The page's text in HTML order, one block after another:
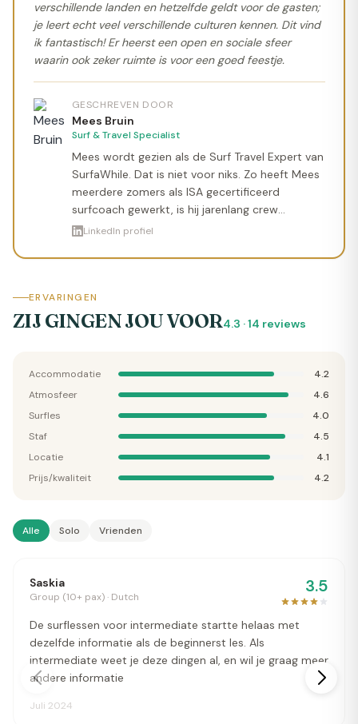
verschillende landen en hetzelfde geldt voor de gasten;
je leert echt veel verschillende culturen kennen. Dit vind
ik fantastisch! Er heerst een open en sociale sfeer
waarin ook zeker ruimte is voor een goed feestje.
GESCHREVEN DOOR
Mees Bruin
Surf & Travel Specialist
Mees wordt gezien als de Surf Travel Expert van
SurfaWhile. Dat is niet voor niks. Zo heeft Mees
meerdere zomers als ISA gecertificeerd
surfcoach gewerkt, is hij jarenlang crew
geweest op verschillende surfcamps en heeft
golven te surfen. Met een bak aan ervaringen
welke surfvakantie het beste bij jou past!
LinkedIn profiel
ERVARINGEN
ZIJ GINGEN JOU VOOR4.3 ·14 reviews
Accommodatie
4.2
Atmosfeer
4.6
Surfles
4.0
Staf
4.5
Locatie
4.1
Prijs/kwaliteit
4.2
Alle Solo Vrienden
Saskia
Group (10+ pax) · Dutch
3.5
De surflessen voor intermediate startte helaas met
dezelfde informatie als de beginnerst les. Als
intermediate weet je deze dingen al, en wil je graag meer
andere informatie
Juli 2024